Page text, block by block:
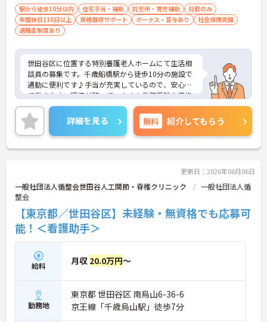
駅から徒歩10分以内 住宅手当・補助 託児所・育児補助
日勤のみ
年間休日110日以上
資格取得サポート ボーナス・賞与あり
社会保険完備
退職金制度あり
世田谷区に位置する特別養護老人ホームにて生活相
談員の募集です。千歳船橋駅から徒歩10分の施設で
通勤に便利です♪手当が充実しているので、安心し
て働きやすい環境が整っています！業務経験や資格
をぜひ職場で活かしてみませんか？ご興味ある方は
面接ポイントをお伝えしますので、お気軽にご連絡
ください。
詳細を見る 無料 紹介してもらう
更新日：2026年08月06日
一般社団法人循整会世田谷人工関節・脊椎クリニック
一般社団法人循
整会
【東京都／世田谷区】未経験・無資格でも応募可
能！＜看護助手＞
給料 月収 20.0万円～
勤務地
東京都 世田谷区 南烏山6-36-6
京王線「千歳烏山駅」徒歩7分